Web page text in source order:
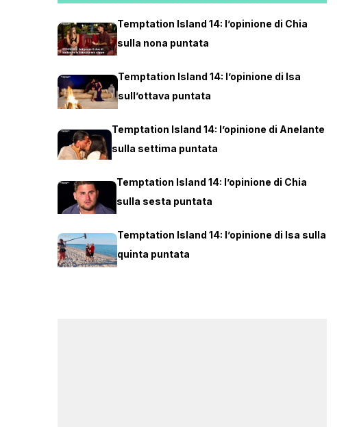
Temptation Island 14: l’opinione di Chia
sulla nona puntata
Temptation Island 14: l’opinione di Isa
sull’ottava puntata
Temptation Island 14: l’opinione di Anelante
sulla settima puntata
Temptation Island 14: l’opinione di Chia
sulla sesta puntata
Temptation Island 14: l’opinione di Isa sulla
quinta puntata